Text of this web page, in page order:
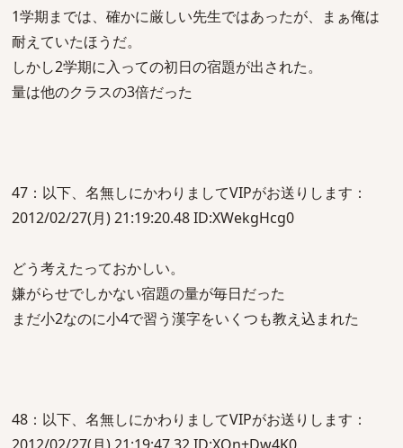
1学期までは、確かに厳しい先生ではあったが、まぁ俺は
耐えていたほうだ。
しかし2学期に入っての初日の宿題が出された。
量は他のクラスの3倍だった
47：以下、名無しにかわりましてVIPがお送りします：
2012/02/27(月) 21:19:20.48 ID:XWekgHcg0
どう考えたっておかしい。
嫌がらせでしかない宿題の量が毎日だった
まだ小2なのに小4で習う漢字をいくつも教え込まれた
48：以下、名無しにかわりましてVIPがお送りします：